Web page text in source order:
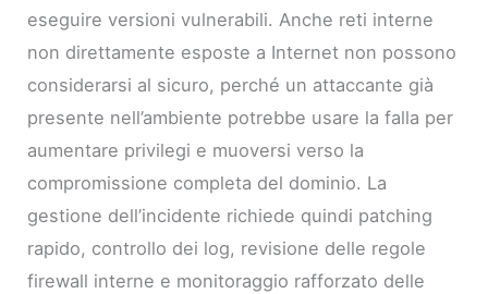
eseguire versioni vulnerabili. Anche reti interne
non direttamente esposte a Internet non possono
considerarsi al sicuro, perché un attaccante già
presente nell’ambiente potrebbe usare la falla per
aumentare privilegi e muoversi verso la
compromissione completa del dominio. La
gestione dell’incidente richiede quindi patching
rapido, controllo dei log, revisione delle regole
firewall interne e monitoraggio rafforzato delle